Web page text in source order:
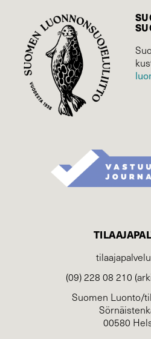
(09) 228 08 210
Suomen Luonto/
00580